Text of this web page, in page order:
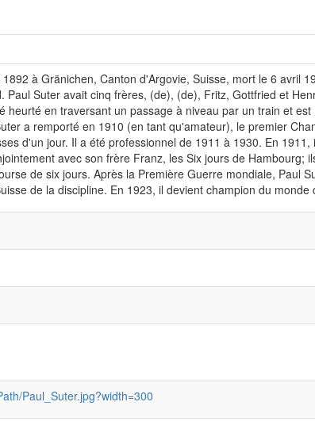
à Gränichen, Canton d'Argovie, Suisse, mort le 6 avril
Paul Suter avait cinq frères, (de), (de), Fritz, Gottfried et
heurté en traversant un passage à niveau par un train et
a remporté en 1910 (en tant qu'amateur), le premier
d'un jour. Il a été professionnel de 1911 à 1930. En
avec son frère Franz, les Six jours de Hambourg;
de six jours. Après la Première Guerre mondiale, Paul
de la discipline. En 1923, il devient champion du
Paul_Suter.jpg?width=300